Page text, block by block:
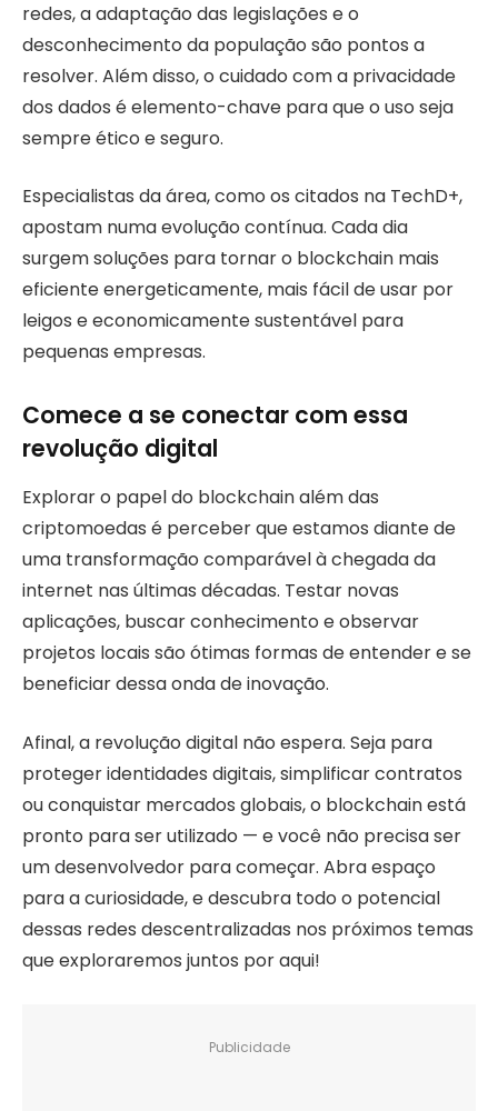
redes, a adaptação das legislações e o
desconhecimento da população são pontos a
resolver. Além disso, o cuidado com a privacidade
dos dados é elemento-chave para que o uso seja
sempre ético e seguro.
Especialistas da área, como os citados na TechD+,
apostam numa evolução contínua. Cada dia
surgem soluções para tornar o blockchain mais
eficiente energeticamente, mais fácil de usar por
leigos e economicamente sustentável para
pequenas empresas.
Comece a se conectar com essa
revolução digital
Explorar o papel do blockchain além das
criptomoedas é perceber que estamos diante de
uma transformação comparável à chegada da
internet nas últimas décadas. Testar novas
aplicações, buscar conhecimento e observar
projetos locais são ótimas formas de entender e se
beneficiar dessa onda de inovação.
Afinal, a revolução digital não espera. Seja para
proteger identidades digitais, simplificar contratos
ou conquistar mercados globais, o blockchain está
pronto para ser utilizado — e você não precisa ser
um desenvolvedor para começar. Abra espaço
para a curiosidade, e descubra todo o potencial
dessas redes descentralizadas nos próximos temas
que exploraremos juntos por aqui!
Publicidade